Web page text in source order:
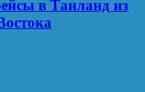
в Таиланд из